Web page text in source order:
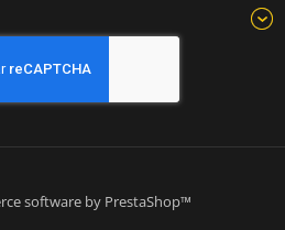
software by PrestaShop™